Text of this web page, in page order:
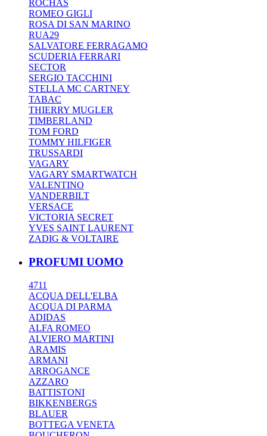
ROCHAS
ROMEO GIGLI
ROSA DI SAN MARINO
RUA29
SALVATORE FERRAGAMO
SCUDERIA FERRARI
SECTOR
SERGIO TACCHINI
STELLA MC CARTNEY
TABAC
THIERRY MUGLER
TIMBERLAND
TOM FORD
TOMMY HILFIGER
TRUSSARDI
VAGARY
VAGARY SMARTWATCH
VALENTINO
VANDERBILT
VERSACE
VICTORIA SECRET
YVES SAINT LAURENT
ZADIG & VOLTAIRE
PROFUMI UOMO
4711
ACQUA DELL'ELBA
ACQUA DI PARMA
ADIDAS
ALFA ROMEO
ALVIERO MARTINI
ARAMIS
ARMANI
ARROGANCE
AZZARO
BATTISTONI
BIKKENBERGS
BLAUER
BOTTEGA VENETA